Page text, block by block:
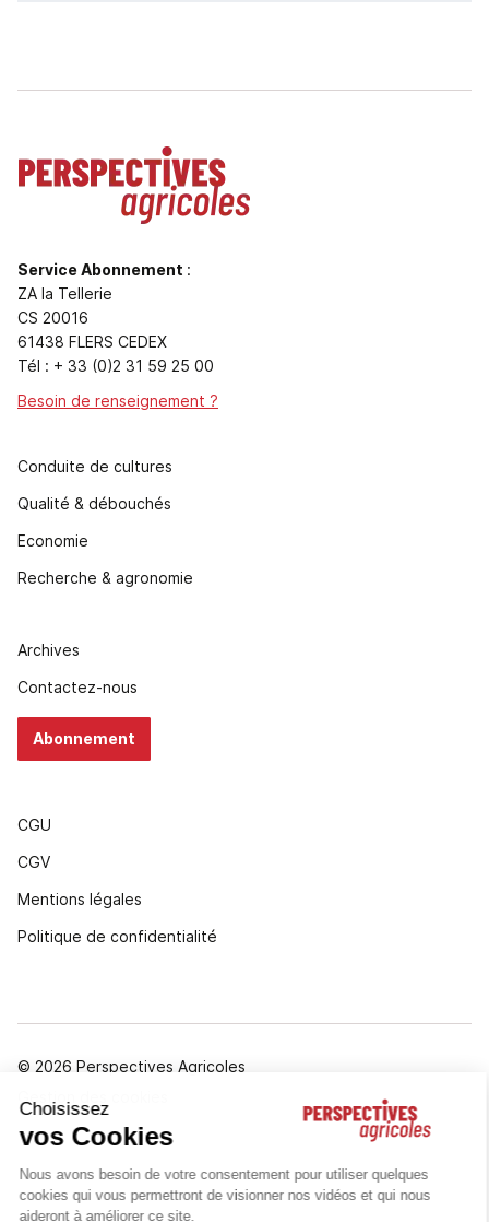
Service Abonnement :
ZA la Tellerie
CS 20016
61438 FLERS CEDEX
Tél : + 33 (0)2 31 59 25 00
Besoin de renseignement ?
Conduite de cultures
Qualité & débouchés
Economie
Recherche & agronomie
Archives
Contactez-nous
Abonnement
CGU
CGV
Mentions légales
Politique de confidentialité
© 2026 Perspectives Agricoles